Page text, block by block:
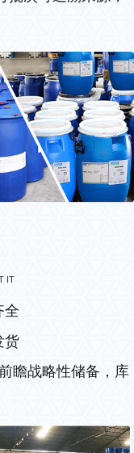
IT
全
货
瞻战略性储备，库